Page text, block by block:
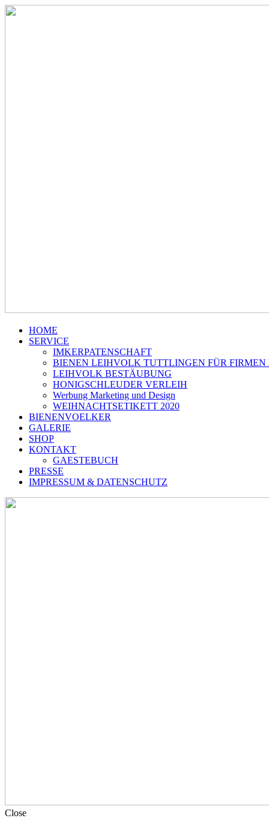
HOME
SERVICE
IMKERPATENSCHAFT
BIENEN LEIHVOLK TUTTLINGEN FÜR FIRMEN
LEIHVOLK BESTÄUBUNG
HONIGSCHLEUDER VERLEIH
Werbung Marketing und Design
WEIHNACHTSETIKETT 2020
BIENENVOELKER
GALERIE
SHOP
KONTAKT
GAESTEBUCH
PRESSE
IMPRESSUM & DATENSCHUTZ
Close